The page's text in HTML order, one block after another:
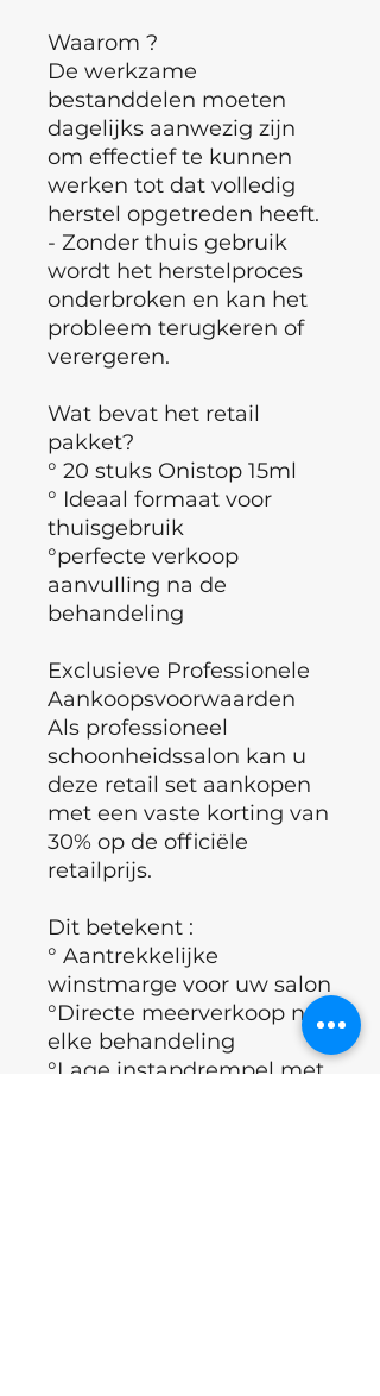
Waarom ?
De werkzame
bestanddelen moeten
dagelijks aanwezig zijn
om effectief te kunnen
werken tot dat volledig
herstel opgetreden heeft.
- Zonder thuis gebruik
wordt het herstelproces
onderbroken en kan het
probleem terugkeren of
verergeren.
Wat bevat het retail
pakket?
° 20 stuks Onistop 15ml
° Ideaal formaat voor
thuisgebruik
°perfecte verkoop
aanvulling na de
behandeling
Exclusieve Professionele
Aankoopsvoorwaarden
Als professioneel
schoonheidssalon kan u
deze retail set aankopen
met een vaste korting van
30% op de officiële
retailprijs.
Dit betekent :
° Aantrekkelijke
winstmarge voor uw salon
°Directe meerverkoop na
elke behandeling
°Lage instapdrempel met